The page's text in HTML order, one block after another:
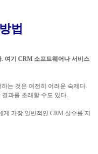
법
여기 CRM 소프트웨어나 서비스
는 것은 여전히 어려운 숙제다.
과를 초래할 수도 있다.
가장 일반적인 CRM 실수를 지